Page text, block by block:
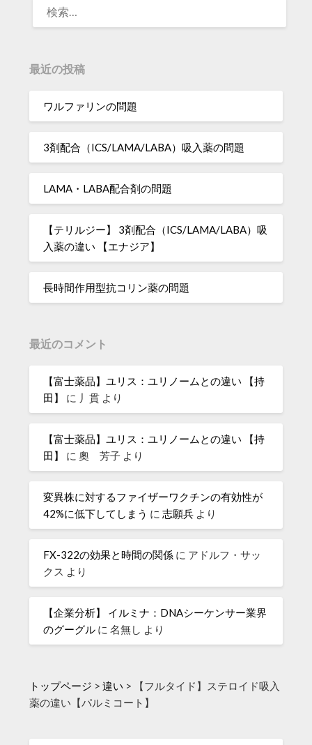
最近の投稿
ワルファリンの問題
3剤配合（ICS/LAMA/LABA）吸入薬の問題
LAMA・LABA配合剤の問題
【テリルジー】 3剤配合（ICS/LAMA/LABA）吸
入薬の違い 【エナジア】
長時間作用型抗コリン薬の問題
最近のコメント
【富士薬品】ユリス：ユリノームとの違い 【持
田】
に 丿貫 より
【富士薬品】ユリス：ユリノームとの違い 【持
田】
に奧 芳子 より
変異株に対するファイザーワクチンの有効性が
42%に低下してしまう に志願兵 より
FX-322の効果と時間の関係 に アドルフ・サッ
クス より
【企業分析】 イルミナ：DNAシーケンサー業界
のグーグル に名無し より
トップページ >違い >
【フルタイド】ステロイド吸入
薬の違い【パルミコート】